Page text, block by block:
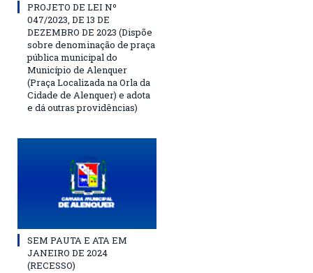
PROJETO DE LEI Nº
047/2023, DE 13 DE
DEZEMBRO DE 2023 (Dispõe
sobre denominação de praça
pública municipal do
Município de Alenquer
(Praça Localizada na Orla da
Cidade de Alenquer) e adota
e dá outras providências)
SEM PAUTA E ATA EM
JANEIRO DE 2024
(RECESSO)